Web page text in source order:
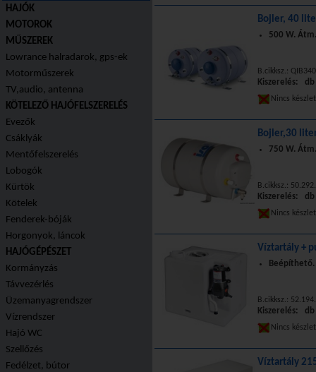
HAJÓK
MOTOROK
MŰSZEREK
Lowrance halradarok, gps-ek
Motorműszerek
TV,audio, antenna
KÖTELEZŐ HAJÓFELSZERELÉS
Evezők
Csáklyák
Mentőfelszerelés
Lobogók
Kürtök
Kötelek
Fenderek-bóják
Horgonyok, láncok
HAJÓGÉPÉSZET
Kormányzás
Távvezérlés
Üzemanyagrendszer
Vízrendszer
Hajó WC
Szellőzés
Fedélzet, bútor
Bojler, 40
500 W.
B.cikksz.:
Kiszerelés: db
Nincs
Bojler,30
750 W.
B.cikksz.:
Kiszerelés: db
Nincs
Víztartály +
B.cikksz.:
Kiszerelés: db
Nincs
Víztartály